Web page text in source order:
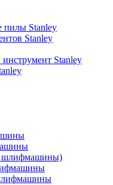
пилы Stanley
Stanley
Stanley
шлифмашины)